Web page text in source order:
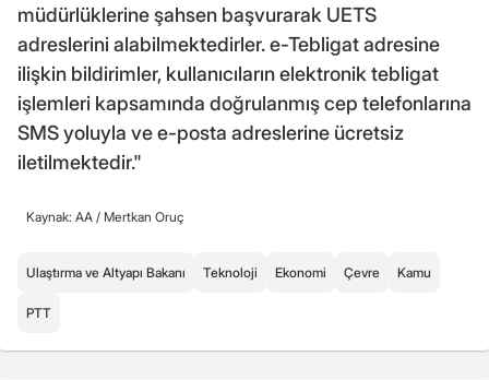
müdürlüklerine şahsen başvurarak UETS
adreslerini alabilmektedirler. e-Tebligat adresine
ilişkin bildirimler, kullanıcıların elektronik tebligat
işlemleri kapsamında doğrulanmış cep telefonlarına
SMS yoluyla ve e-posta adreslerine ücretsiz
iletilmektedir."
Kaynak: AA / Mertkan Oruç
Ulaştırma ve Altyapı Bakanı Teknoloji Ekonomi Çevre Kamu
PTT